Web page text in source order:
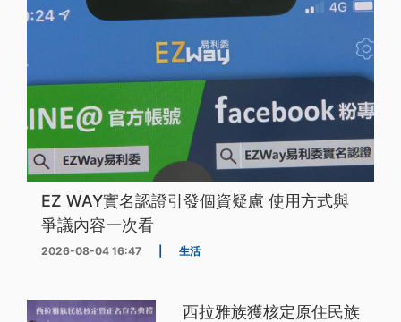
EZ WAY實名認證引發個資疑慮 使用方式與
爭議內容一次看
2026-08-04 16:47 生活
西拉雅族獲核定原住民族